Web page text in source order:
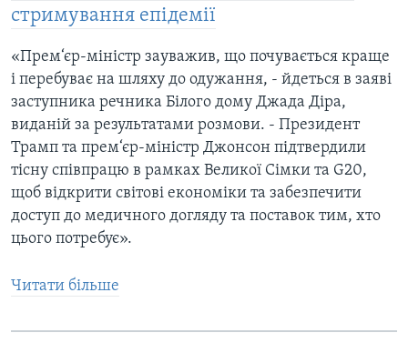
стримування епідемії
«Прем‘єр-міністр зауважив, що почувається краще
і перебуває на шляху до одужання, - йдеться в заяві
заступника речника Білого дому Джада Діра,
виданій за результатами розмови. - Президент
Трамп та прем‘єр-міністр Джонсон підтвердили
тісну співпрацю в рамках Великої Сімки та G20,
щоб відкрити світові економіки та забезпечити
доступ до медичного догляду та поставок тим, хто
цього потребує».
Читати більше